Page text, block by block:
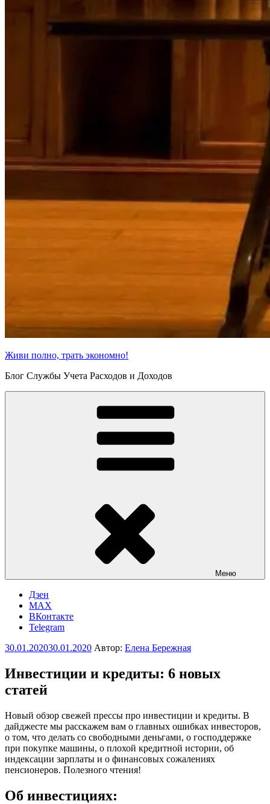
Живи полно, трать экономно!
Блог Службы Учета Расходов и Доходов
Меню
Дзен
MAX
ВКонтакте
Telegram
Опубликовано
30.01.202030.01.2020 Автор: Елена Бережная
Инвестиции и кредиты: 6 новых
статей
Новый обзор свежей прессы про инвестиции и кредиты. В
дайджесте мы расскажем вам о главных ошибках инвесторов,
о том, что делать со свободными деньгами, о господдержке
при покупке машины, о плохой кредитной истории, об
индексации зарплаты и о финансовых сожалениях
пенсионеров. Полезного чтения!
Об инвестициях: